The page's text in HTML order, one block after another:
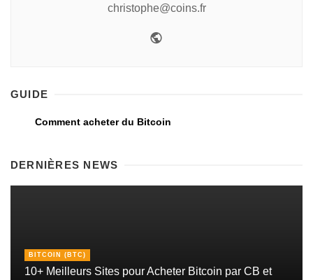
christophe@coins.fr
GUIDE
Comment acheter du Bitcoin
DERNIÈRES NEWS
BITCOIN (BTC)
10+ Meilleurs Sites pour Acheter Bitcoin par CB et